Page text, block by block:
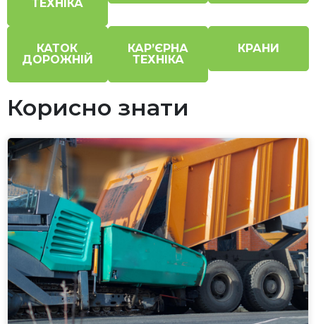
ТЕХНІКА
КАТОК
ДОРОЖНІЙ
КАР’ЄРНА
ТЕХНІКА
КРАНИ
Корисно знати